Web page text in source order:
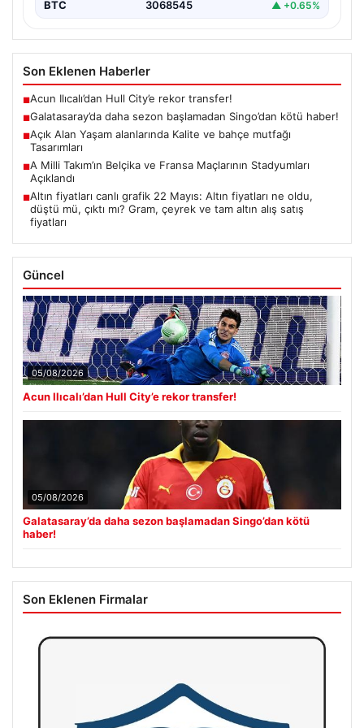
BTC 3068545 ▲ +0.65%
Son Eklenen Haberler
■Acun Ilıcalı’dan Hull City’e rekor transfer!
■Galatasaray’da daha sezon başlamadan Singo’dan kötü haber!
■Açık Alan Yaşam alanlarında Kalite ve bahçe mutfağı
Tasarımları
■A Milli Takım’ın Belçika ve Fransa Maçlarının Stadyumları
Açıklandı
■Altın fiyatları canlı grafik 22 Mayıs: Altın fiyatları ne oldu,
düştü mü, çıktı mı? Gram, çeyrek ve tam altın alış satış
fiyatları
Güncel
05/08/2026
Acun Ilıcalı’dan Hull City’e rekor transfer!
05/08/2026
Galatasaray’da daha sezon başlamadan Singo’dan kötü
haber!
Son Eklenen Firmalar